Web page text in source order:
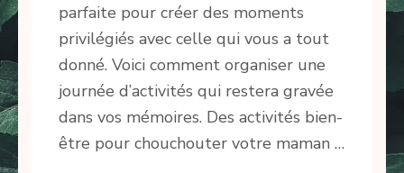
parfaite pour créer des moments
privilégiés avec celle qui vous a tout
donné. Voici comment organiser une
journée d’activités qui restera gravée
dans vos mémoires. Des activités bien-
être pour chouchouter votre maman …